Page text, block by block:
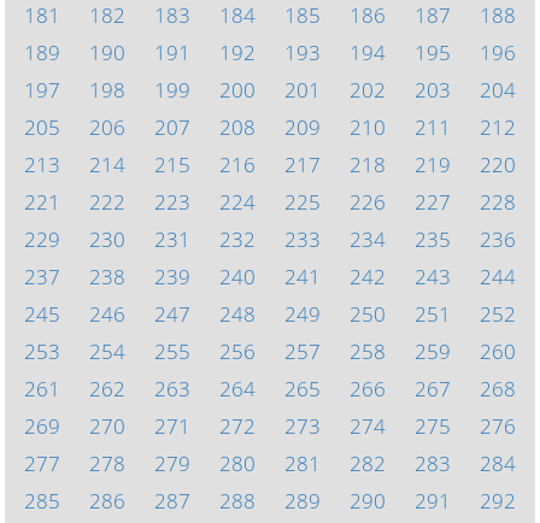
181
182 183 184 185 186 187
188
189
190 191 192 193 194 195
196
197
198 199 200 201 202 203
204
205
206 207 208 209 210 211
212
213
214 215 216 217 218 219
220
221
222 223 224 225 226 227
228
229
230 231 232 233 234 235
236
237
238 239 240 241 242 243
244
245
246 247 248 249 250 251
252
253
254 255 256 257 258 259
260
261
262 263 264 265 266 267
268
269
270 271 272 273 274 275
276
277
278 279 280 281 282 283
284
285
286 287 288 289 290 291
292